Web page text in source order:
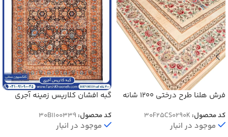
فرش هلنا طرح درختی 1200 شانه
25CS0290
کد محصول: 30F25CS0290K
موجود در انبار
گبه افشان کلاریس زمینه آجری
کد محصول: 30B1100339
موجود در انبار